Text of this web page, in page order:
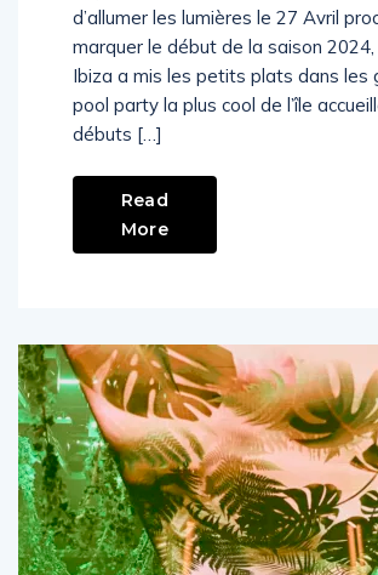
d’allumer les lumières le 27 Avril
marquer le début de la saison 2024,
Ibiza a mis les petits plats dans les
pool party la plus cool de l’île
débuts […]
Read
More